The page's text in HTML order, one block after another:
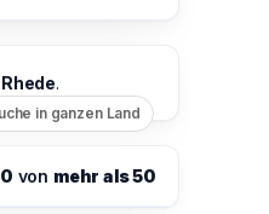
.
in ganzen Land
von mehr als 50